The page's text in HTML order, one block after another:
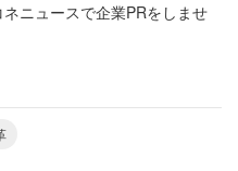
ニュースで企業PRをしませ